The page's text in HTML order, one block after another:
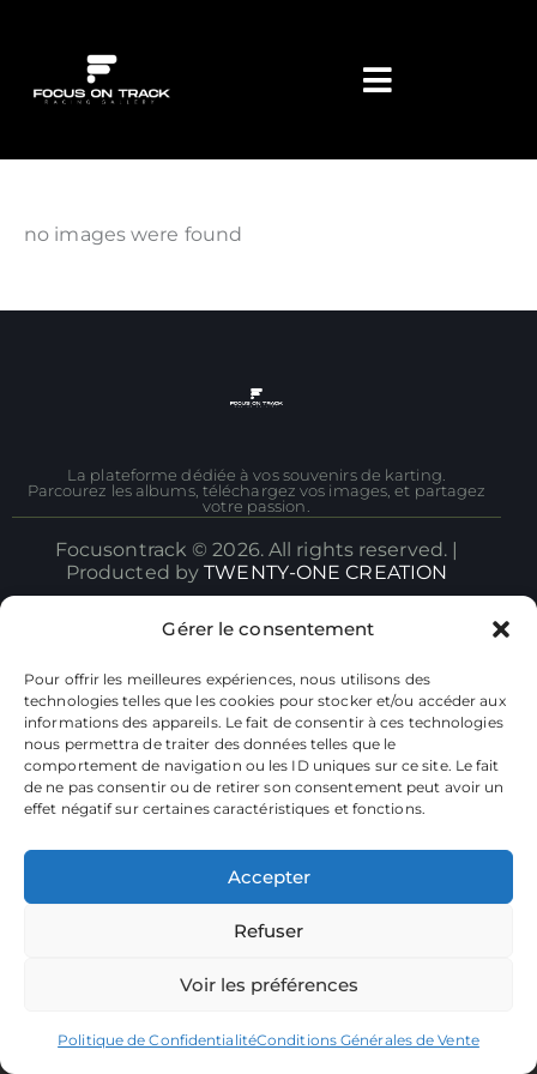
Gérer le consentement
Pour offrir les meilleures expériences, nous utilisons des
technologies telles que les cookies pour stocker et/ou accéder aux
informations des appareils. Le fait de consentir à ces technologies
nous permettra de traiter des données telles que le
comportement de navigation ou les ID uniques sur ce site. Le fait
de ne pas consentir ou de retirer son consentement peut avoir un
effet négatif sur certaines caractéristiques et fonctions.
Accepter
Refuser
Voir les préférences
Politique de ConfidentialitéConditions Générales de Vente
no images were found
La plateforme dédiée à vos souvenirs de karting.
Parcourez les albums, téléchargez vos images, et partagez
votre passion.
Focusontrack © 2026. All rights reserved. |
Producted byTWENTY-ONE CREATION